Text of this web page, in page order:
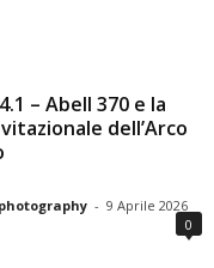
– Abell 370 e la
dell’Arco
- 9 Aprile 2026
0